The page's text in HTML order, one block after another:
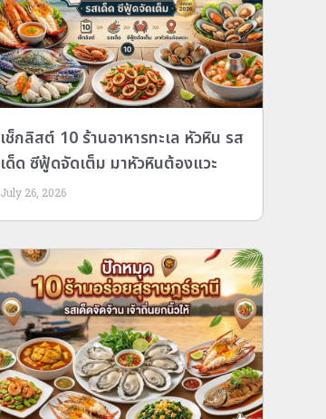
เช็กลิสต์ 10 ร้านอาหารทะเล หัวหิน รส
เด็ด ซีฟู้ดจัดเต็ม มาหัวหินต้องแวะ
July 26, 2026